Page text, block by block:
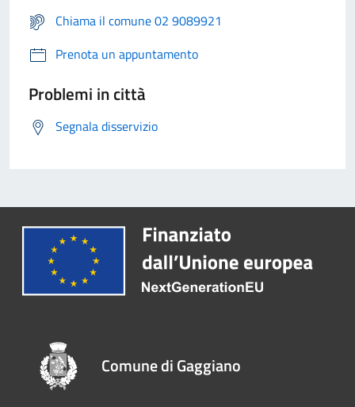
Chiama il comune 02 9089921
Prenota un appuntamento
Problemi in città
Segnala disservizio
Comune di Gaggiano